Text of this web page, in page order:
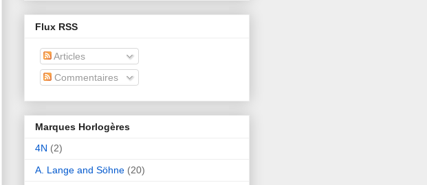
Flux RSS
Articles
Commentaires
Marques Horlogères
4N (2)
A. Lange and Söhne (20)